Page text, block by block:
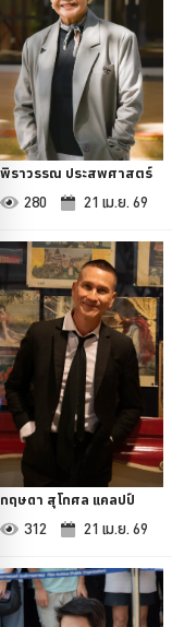
พิราวรรณ ประสพศาสตร์
280 21 เม.ย. 69
กฤษดา สุโกศล แคลปป์
312 21 เม.ย. 69